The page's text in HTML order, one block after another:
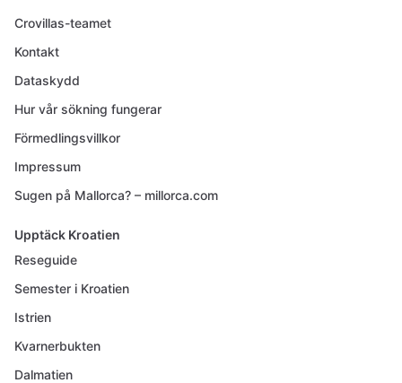
Crovillas-teamet
Kontakt
Dataskydd
Hur vår sökning fungerar
Förmedlingsvillkor
Impressum
Sugen på Mallorca? – millorca.com
Upptäck Kroatien
Reseguide
Semester i Kroatien
Istrien
Kvarnerbukten
Dalmatien